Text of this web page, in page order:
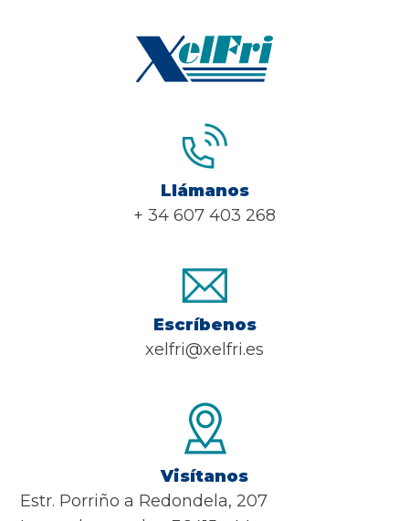
Llámanos
+ 34 607 403 268
Escríbenos
xelfri@xelfri.es
Visítanos
Estr. Porriño a Redondela, 207